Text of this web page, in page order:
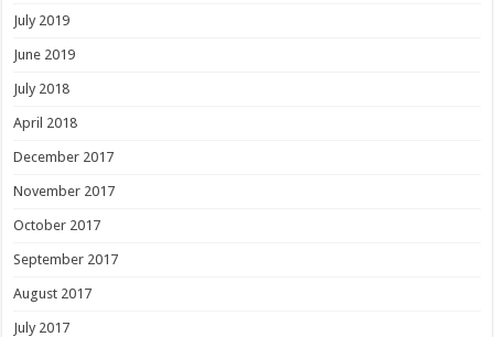
July 2019
June 2019
July 2018
April 2018
December 2017
November 2017
October 2017
September 2017
August 2017
July 2017